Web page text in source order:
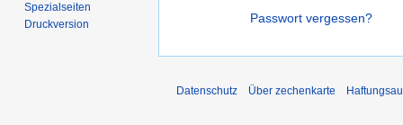
Passwort vergessen?
Spezialseiten
Druckversion
Datenschutz Über zechenkarte